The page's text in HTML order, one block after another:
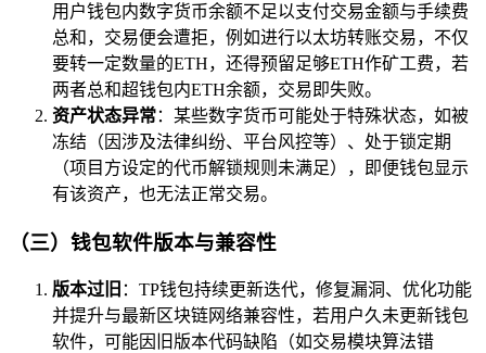
用户钱包内数字货币余额不足以支付交易金额与手续费
总和，交易便会遭拒，例如进行以太坊转账交易，不仅
要转一定数量的ETH，还得预留足够ETH作矿工费，若
两者总和超钱包内ETH余额，交易即失败。
资产状态异常：某些数字货币可能处于特殊状态，如被
冻结（因涉及法律纠纷、平台风控等）、处于锁定期
（项目方设定的代币解锁规则未满足），即便钱包显示
有该资产，也无法正常交易。
（三）钱包软件版本与兼容性
版本过旧 ：TP钱包持续更新迭代，修复漏洞、优化功能
并提升与最新区块链网络兼容性，若用户久未更新钱包
软件，可能因旧版本代码缺陷（如交易模块算法错